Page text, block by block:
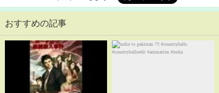
おすすめの記事